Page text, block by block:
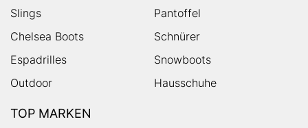
Slings
Pantoffel
Chelsea Boots
Schnürer
Espadrilles
Snowboots
Outdoor
Hausschuhe
TOP MARKEN